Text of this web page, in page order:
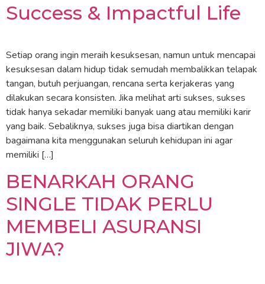
Success & Impactful Life
Setiap orang ingin meraih kesuksesan, namun untuk mencapai
kesuksesan dalam hidup tidak semudah membalikkan telapak
tangan, butuh perjuangan, rencana serta kerjakeras yang
dilakukan secara konsisten. Jika melihat arti sukses, sukses
tidak hanya sekadar memiliki banyak uang atau memiliki karir
yang baik. Sebaliknya, sukses juga bisa diartikan dengan
bagaimana kita menggunakan seluruh kehidupan ini agar
memiliki […]
BENARKAH ORANG
SINGLE TIDAK PERLU
MEMBELI ASURANSI
JIWA?